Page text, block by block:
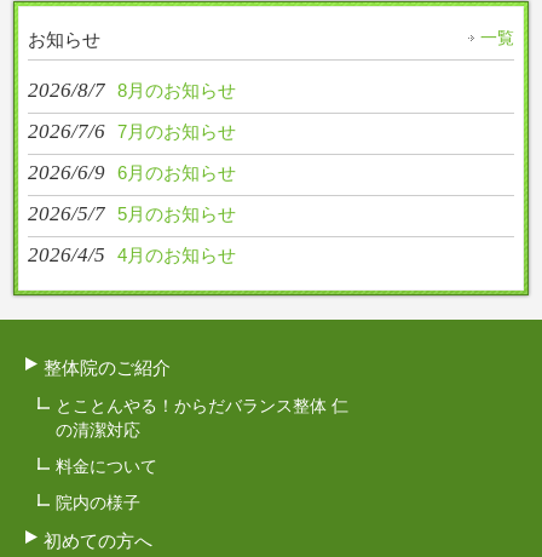
お知らせ 一覧
2026/8/7 8月のお知らせ
2026/7/6 7月のお知らせ
2026/6/9 6月のお知らせ
2026/5/7 5月のお知らせ
2026/4/5 4月のお知らせ
整体院のご紹介
とことんやる！からだバランス整体 仁
の清潔対応
料金について
院内の様子
初めての方へ